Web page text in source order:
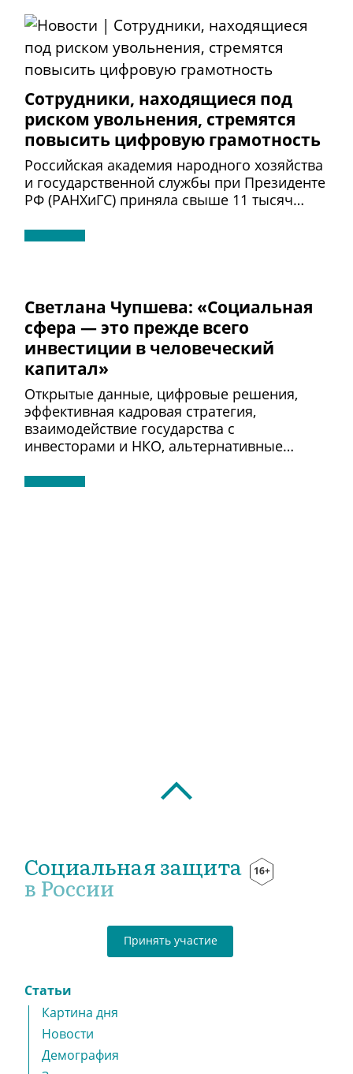
Сотрудники, находящиеся под
риском увольнения, стремятся
повысить цифровую грамотность
Российская академия народного хозяйства
и государственной службы при Президенте
РФ (РАНХиГС) приняла свыше 11 тысяч…
Светлана Чупшева: «Социальная
сфера — это прежде всего
инвестиции в человеческий
капитал»
Открытые данные, цифровые решения,
эффективная кадровая стратегия,
взаимодействие государства с
инвесторами и НКО, альтернативные…
Социальная защита
в России
16+
Принять участие
Статьи
Картина дня
Новости
Демография